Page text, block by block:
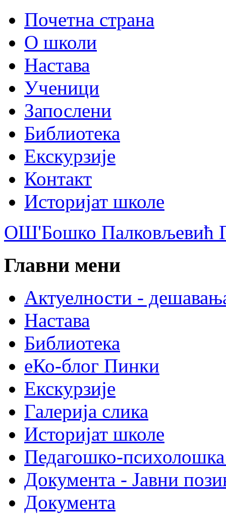
Почетна страна
О школи
Настава
Ученици
Запослени
Библиотека
Екскурзије
Контакт
Историјат школе
ОШ'Бошко Палковљевић
Главни мени
Актуелности -
Настава
Библиотека
еКо-блог Пинки
Екскурзије
Галерија слика
Историјат школе
Педагошко-психолошка
Документа - Јавни
Документа